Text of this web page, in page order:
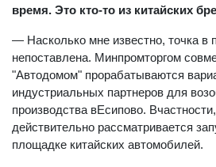
время. Это кто-то из китайских
— Насколько мне известно, точка в
непоставлена. Минпромторгом
"Автодомом" прорабатываются
индустриальных партнеров для
производства вЕсипово. Вчастности,
действительно рассматривается
площадке китайских автомобилей.